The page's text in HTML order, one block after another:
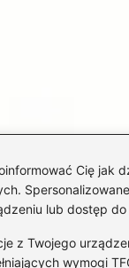
Cię jak
lub dostęp do
z Twojego
wymogi